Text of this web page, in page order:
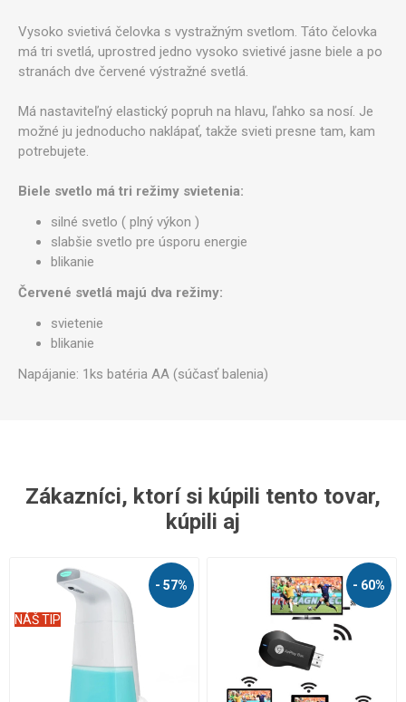
Vysoko svietivá čelovka s vystražným svetlom. Táto čelovka
má tri svetlá, uprostred jedno vysoko svietivé jasne biele a po
stranách dve červené výstražné svetlá.
Má nastaviteľný elastický popruh na hlavu, ľahko sa nosí. Je
možné ju jednoducho naklápať, takže svieti presne tam, kam
potrebujete.
Biele svetlo má tri režimy svietenia:
silné svetlo ( plný výkon )
slabšie svetlo pre úsporu energie
blikanie
Červené svetlá majú dva režimy:
svietenie
blikanie
Napájanie: 1ks batéria AA (súčasť balenia)
Zákazníci, ktorí si kúpili tento tovar,
kúpili aj
- 57%
NÁŠ TIP
- 60%